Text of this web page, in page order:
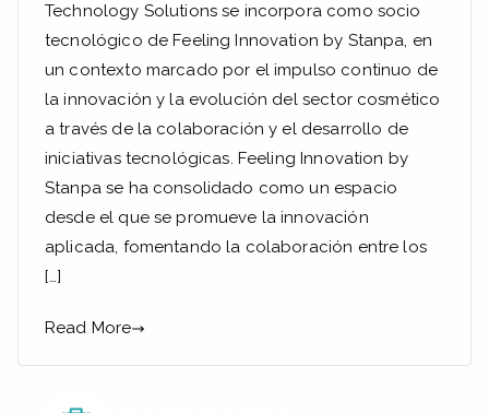
de
Feeling
Innovation
by
Stanpa
Technology Solutions se incorpora como socio
tecnológico de Feeling Innovation by Stanpa, en
un contexto marcado por el impulso continuo de
la innovación y la evolución del sector cosmético
a través de la colaboración y el desarrollo de
iniciativas tecnológicas. Feeling Innovation by
Stanpa se ha consolidado como un espacio
desde el que se promueve la innovación
aplicada, fomentando la colaboración entre los
[…]
Read More